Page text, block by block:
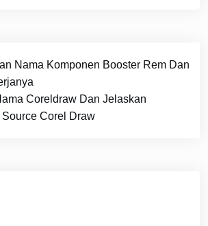
Nama Komponen Booster Rem Dan
Coreldraw Dan Jelaskan
Corel Draw